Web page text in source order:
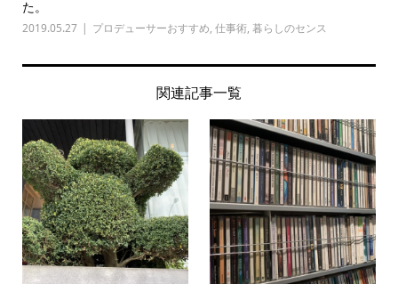
た。
2019.05.27 プロデューサーおすすめ, 仕事術, 暮らしのセンス
関連記事一覧